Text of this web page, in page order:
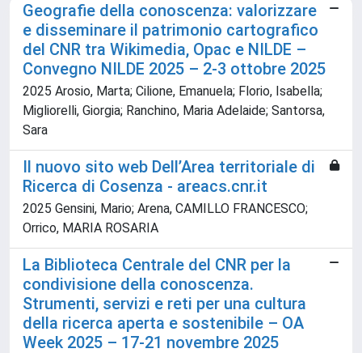
Geografie della conoscenza: valorizzare
e disseminare il patrimonio cartografico
del CNR tra Wikimedia, Opac e NILDE –
Convegno NILDE 2025 – 2-3 ottobre 2025
2025 Arosio, Marta; Cilione, Emanuela; Florio, Isabella;
Migliorelli, Giorgia; Ranchino, Maria Adelaide; Santorsa,
Sara
Il nuovo sito web Dell’Area territoriale di
Ricerca di Cosenza - areacs.cnr.it
2025 Gensini, Mario; Arena, CAMILLO FRANCESCO;
Orrico, MARIA ROSARIA
La Biblioteca Centrale del CNR per la
condivisione della conoscenza.
Strumenti, servizi e reti per una cultura
della ricerca aperta e sostenibile – OA
Week 2025 – 17-21 novembre 2025